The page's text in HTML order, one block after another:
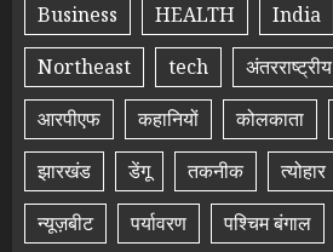
Business HEALTH India
Northeast
tech अंतरराष्ट्रीय
आरपीएफ
कहानियों कोलकाता
झारखंड
डेंगू तकनीक त्योहार
न्यूज़बीट
पर्यावरण पश्चिम बंगाल